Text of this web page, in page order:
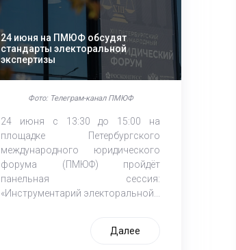
24 июня на ПМЮФ обсудят
стандарты электоральной
экспертизы
Фото: Телеграм-канал ПМЮФ
24 июня с 13:30 до 15:00 на
площадке Петербургского
международного юридического
форума (ПМЮФ) пройдёт
панельная сессия:
«Инструментарий электоральной...
Далее